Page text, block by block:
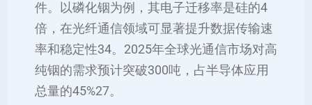
件。以磷化铟为例，其电子迁移率是硅的4
倍，在光纤通信领域可显著提升数据传输速
率和稳定性‌34。2025年全球光通信市场对高
纯铟的需求预计突破300吨，占半导体应用
总量的45%‌27。